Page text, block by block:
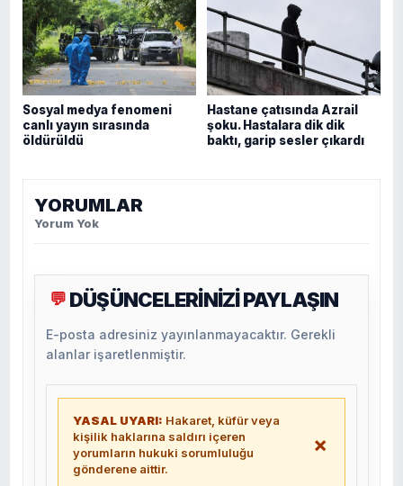
Sosyal medya fenomeni
canlı yayın sırasında
öldürüldü
Hastane çatısında Azrail
şoku. Hastalara dik dik
baktı, garip sesler çıkardı
YORUMLAR
Yorum Yok
💬 DÜŞÜNCELERİNİZİ PAYLAŞIN
E-posta adresiniz yayınlanmayacaktır. Gerekli
alanlar işaretlenmiştir.
YASAL UYARI: Hakaret, küfür veya
kişilik haklarına saldırı içeren
yorumların hukuki sorumluluğu
gönderene aittir.
×